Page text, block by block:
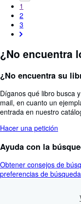
1
2
3
¿No encuentra
¿No encuentra su
Díganos qué libro busca
mail, en cuanto un
entrada en nuestro
Hacer una petición
Ayuda con la
Obtener consejos de
preferencias de búsqueda